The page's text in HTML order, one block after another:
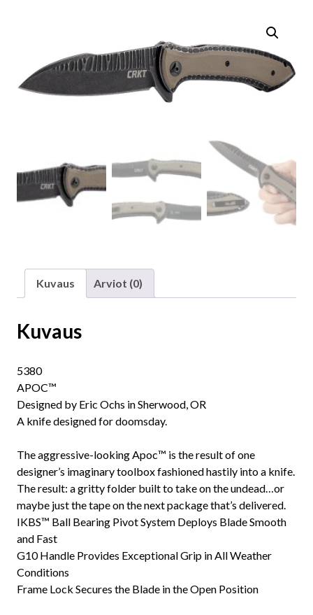
Kuvaus Arviot (0)
Kuvaus
5380
APOC™
Designed by Eric Ochs in Sherwood, OR
A knife designed for doomsday.
The aggressive-looking Apoc™ is the result of one
designer’s imaginary toolbox fashioned hastily into a knife.
The result: a gritty folder built to take on the undead…or
maybe just the tape on the next package that’s delivered.
IKBS™ Ball Bearing Pivot System Deploys Blade Smooth
and Fast
G10 Handle Provides Exceptional Grip in All Weather
Conditions
Frame Lock Secures the Blade in the Open Position